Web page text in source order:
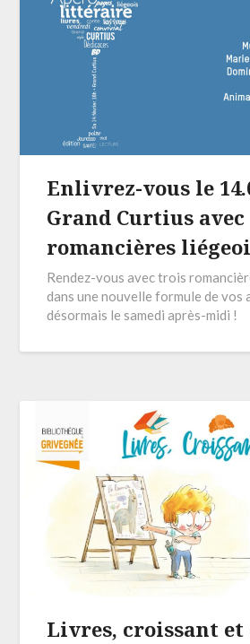
Enlivrez-vous le
Grand Curtius
romancières
Rendez-vous avec trois
dans une nouvelle formule de vos
désormais le samedi après-midi !
Livres, croissant et